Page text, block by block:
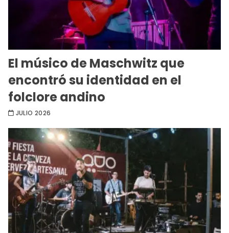
El músico de Maschwitz que
encontró su identidad en el
folclore andino
JULIO 2026